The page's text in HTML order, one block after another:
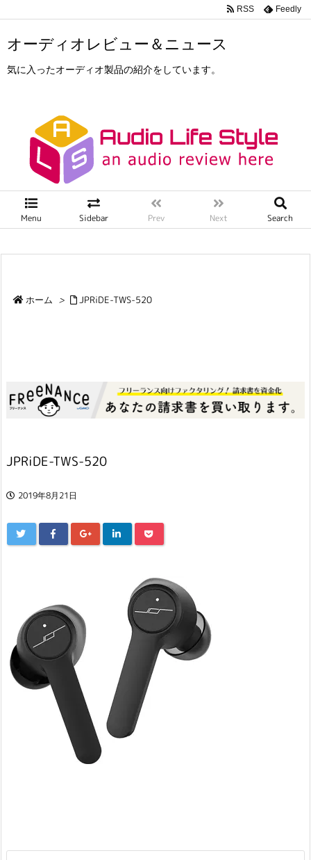
オーディオレビュー＆ニュース
気に入ったオーディオ製品の紹介をしています。
Menu Sidebar Prev Next Search
RSS Feedly
ホーム > JPRiDE-TWS-520
JPRiDE-TWS-520
2019年8月21日